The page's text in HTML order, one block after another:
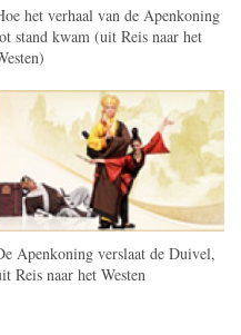
het verhaal van de Apenkoning
stand kwam (uit Reis naar het
Apenkoning verslaat de Duivel,
Reis naar het Westen